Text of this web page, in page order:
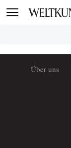
Toggle
Über uns